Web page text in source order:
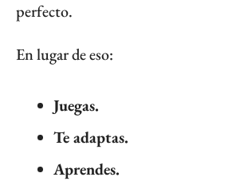
perfecto.
En lugar de eso:
Juegas.
Te adaptas.
Aprendes.